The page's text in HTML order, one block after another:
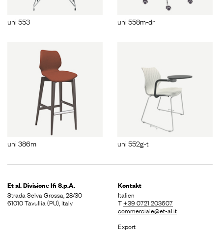
uni 553 uni 558m-dr
uni 386m uni 552g-t
Et al. DivisioneIfi S.p.A.
Strada Selva Grossa, 28/30
61010 Tavullia (PU), Italy
Kontakt
Italien
T+39 0721 203607
commerciale@et-al.it
Export